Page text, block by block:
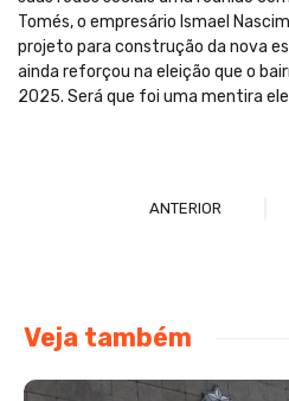
Tomés, o empresário Ismael
projeto para construção da nova
ainda reforçou na eleição que o
2025. Será que foi uma mentira
ANTERIOR
Veja também